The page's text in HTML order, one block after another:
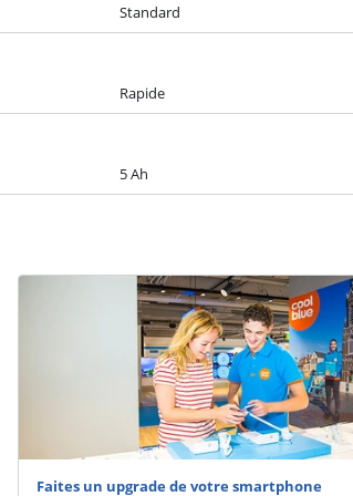
Standard
Rapide
5 Ah
Faites un upgrade de votre smartphone